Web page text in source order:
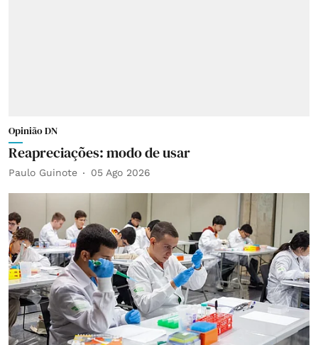
Opinião DN
Reapreciações: modo de usar
Paulo Guinote 05 Ago 2026